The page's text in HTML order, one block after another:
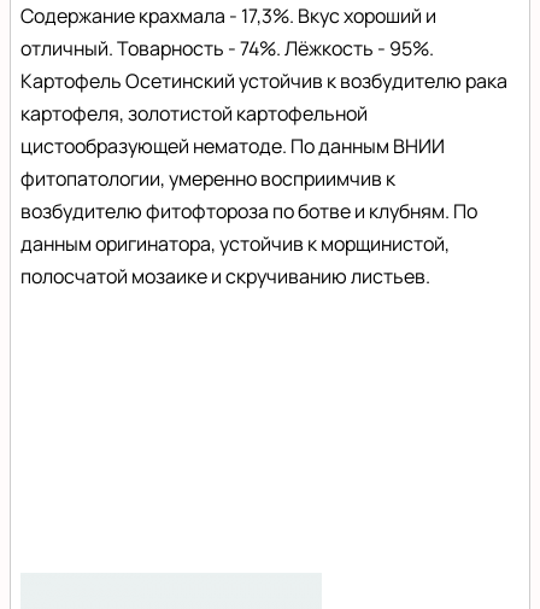
Содержание крахмала - 17,3%. Вкус хороший и
отличный. Товарность - 74%. Лёжкость - 95%.
Картофель Осетинский устойчив к возбудителю рака
картофеля, золотистой картофельной
цистообразующей нематоде. По данным ВНИИ
фитопатологии, умеренно восприимчив к
возбудителю фитофтороза по ботве и клубням. По
данным оригинатора, устойчив к морщинистой,
полосчатой мозаике и скручиванию листьев.